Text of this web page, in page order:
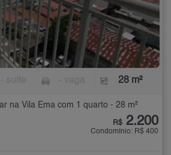
28 m²
na Vila Ema com 1 quarto - 28 m²
R$ 2.200
Condomínio: R$ 400